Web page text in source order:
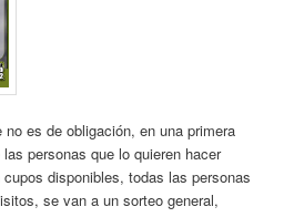
es de obligación, en una primera
personas que lo quieren hacer
disponibles, todas las personas
se van a un sorteo general,